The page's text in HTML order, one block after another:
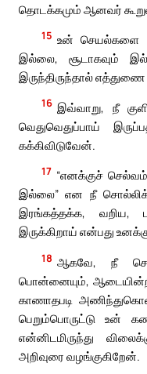
தொடக்கமும் ஆனவர்
15 உன் செயல்களை
இல்லை, சூடாகவும்
இருந்திருந்தால் எத்துணை
16 இவ்வாறு, நீ
வெதுவெதுப்பாய்
கக்கிவிடுவேன்.
17 “எனக்குச்
இல்லை” என நீ
இரங்கத்தக்க, வறிய,
இருக்கிறாய் என்பது
18 ஆகவே, நீ
பொன்னையும், ஆடையின்றி
காணாதபடி
பெறும்பொருட்டு உன்
என்னிடமிருந்து
அறிவுரை வழங்குகிறேன்.